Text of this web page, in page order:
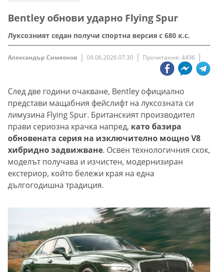
Bentley обнови ударно Flying Spur
Луксозният седан получи спортна версия с 680 к.с.
Александър Симеонов 04.06.2026 07:30 Прочитания: 4496
След две години очакване, Bentley официално
представи мащабния фейслифт на луксозната си
лимузина Flying Spur. Британският производител
прави сериозна крачка напред, като базира
обновената серия на изключително мощно V8
хибридно задвижване. Освен технологичния скок,
моделът получава и изчистен, модернизиран
екстериор, който бележи края на една
дългогодишна традиция.